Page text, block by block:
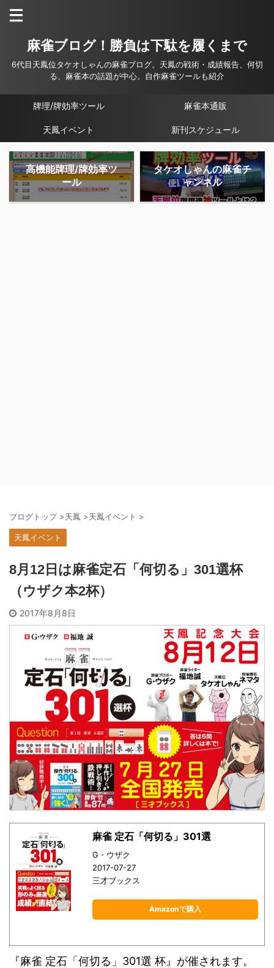
麻雀ブログ！勝負は下駄を履くまで
6代目天鳳位タケオしゃんの麻雀ブログ。天鳳の戦術・成績報告、何切
る、麻雀本の話題が中心。自作麻雀ツールも紹介
牌理/牌効率ツール 麻雀本通販
天鳳イベント 新刊スケジュール
高機能牌理/牌効率ツ
ール
タケオしゃんの麻雀チ
ャンネル
ブログトップ >天鳳 >天鳳イベント >
天鳳イベント
8月12日は麻雀定石「何切る」301選杯
（ウザク本2杯）
2017年8月8日
麻雀 定石「何切る」301選
G・ウザク
2017-07-27
三才ブックス
Amazonで購入
『麻雀 定石「何切る」301選 杯』が催されます。